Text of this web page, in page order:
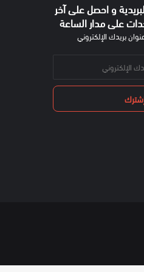
و احصل على آخر
على مدار الساعة
بريدك الإلكتروني